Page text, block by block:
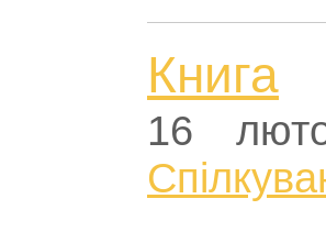
Книга
16